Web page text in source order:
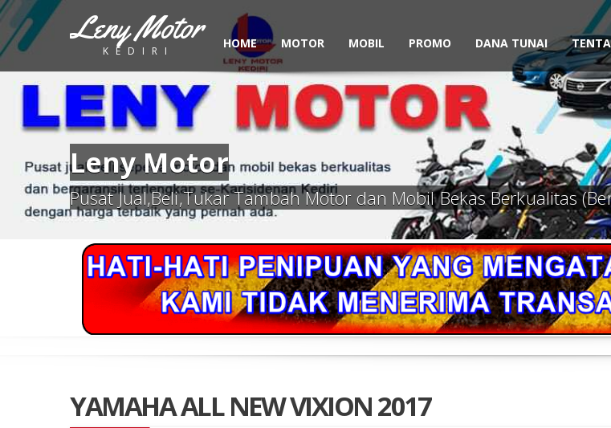
Leny Motor
KEDIRI
HOME MOTOR MOBIL PROMO DANA TUNAI
Leny Motor
Pusat Jual,Beli,Tukar Tambah Motor dan Mobil Bekas Berkualitas
YAMAHA ALL NEW VIXION 2017